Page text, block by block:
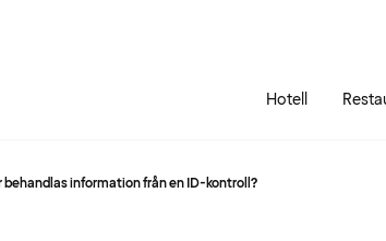
Hotell
behandlas information från en ID-kontroll?